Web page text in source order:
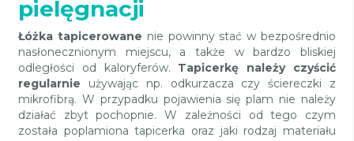
pielęgnacji
Łóżka tapicerowane nie powinny stać w bezpośrednio
nasłonecznionym miejscu, a także w bardzo bliskiej
odległości od kaloryferów. Tapicerkę należy czyścić
regularnie używając np. odkurzacza czy ściereczki z
mikrofibrą. W przypadku pojawienia się plam nie należy
działać zbyt pochopnie. W zależności od tego czym
została poplamiona tapicerka oraz jaki rodzaj materiału